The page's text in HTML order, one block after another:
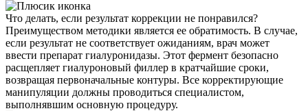
Что делать, если результат коррекции не понравился?
Преимуществом методики является ее обратимость. В случае,
если результат не соответствует ожиданиям, врач может
ввести препарат гиалуронидазы. Этот фермент безопасно
расщепляет гиалуроновый филлер в кратчайшие сроки,
возвращая первоначальные контуры. Все корректирующие
манипуляции должны проводиться специалистом,
выполнявшим основную процедуру.